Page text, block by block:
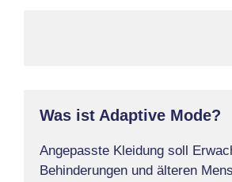
Was ist Adaptive Mode?
Angepasste Kleidung soll
Behinderungen und älteren